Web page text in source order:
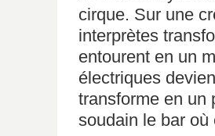
cirque. Sur une
interprètes
entourent en un
électriques
transforme en un
soudain le bar